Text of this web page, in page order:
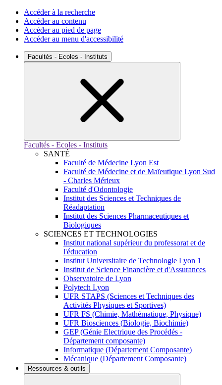
Accéder à la recherche
Accéder au contenu
Accéder au pied de page
Accéder au menu d'accessibilité
Facultés - Ecoles - Instituts
Facultés - Ecoles - Instituts
SANTÉ
Faculté de Médecine Lyon Est
Faculté de Médecine et de Maïeutique Lyon Sud
- Charles Mérieux
Faculté d'Odontologie
Institut des Sciences et Techniques de
Réadaptation
Institut des Sciences Pharmaceutiques et
Biologiques
SCIENCES ET TECHNOLOGIES
Institut national supérieur du professorat et de
l'éducation
Institut Universitaire de Technologie Lyon 1
Institut de Science Financière et d'Assurances
Observatoire de Lyon
Polytech Lyon
UFR STAPS (Sciences et Techniques des
Activités Physiques et Sportives)
UFR FS (Chimie, Mathématique, Physique)
UFR Biosciences (Biologie, Biochimie)
GEP (Génie Electrique des Procédés -
Département composante)
Informatique (Département Composante)
Mécanique (Département Composante)
Ressources & outils